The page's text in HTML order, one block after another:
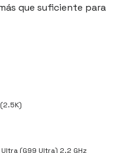
que suficiente para
(G99 Ultra) 2.2 GHz